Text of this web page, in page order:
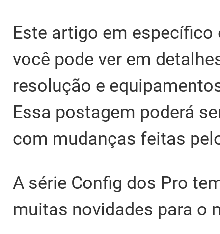
Este artigo em específico
você pode ver em
resolução e
Essa postagem poderá
com mudanças feitas
A série Config dos Pro
muitas novidades para o